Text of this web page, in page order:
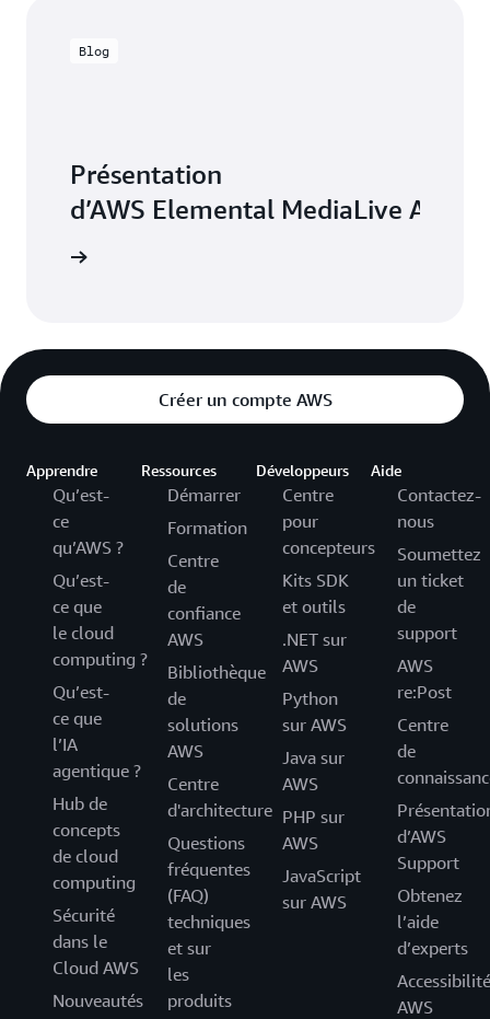
Blog
Présentation
d’AWS Elemental MediaLive
Créer un compte AWS
Apprendre
Qu’est-
ce
qu’AWS ?
Qu’est-
ce que
le cloud
computing ?
Qu’est-
ce que
l’IA
agentique ?
Hub de
concepts
de cloud
computing
Sécurité
dans le
Cloud AWS
Nouveautés
Ressources
Démarrer
Formation
Centre
de
confiance
AWS
Bibliothèque
de
solutions
AWS
Centre
d'architecture
Questions
fréquentes
(FAQ)
techniques
et sur
les
produits
Développeurs
Centre
pour
concepteurs
Kits SDK
et outils
.NET sur
AWS
Python
sur AWS
Java sur
AWS
PHP sur
AWS
JavaScript
sur AWS
Aide
Contactez-
nous
Soumettez
un ticket
de
support
AWS
re:Post
Centre
de
d’AWS
Support
Obtenez
l’aide
d’experts
Accessibilité
AWS